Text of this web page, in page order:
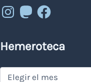
Instagram
MastodonFacebook
Hemeroteca
Hemeroteca